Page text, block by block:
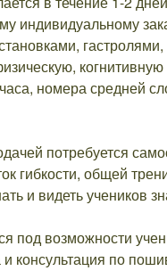
номера средней
потребуется
гибкости, общей
и видеть учеников
под возможности
консультация по